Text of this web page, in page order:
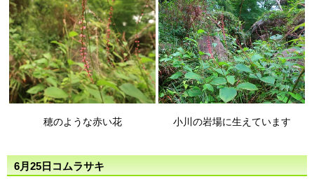
穂のような赤い花 小川の岩場に生えています
6月25日コムラサキ